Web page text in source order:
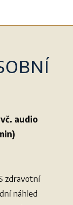
audio
zdravotní
náhled